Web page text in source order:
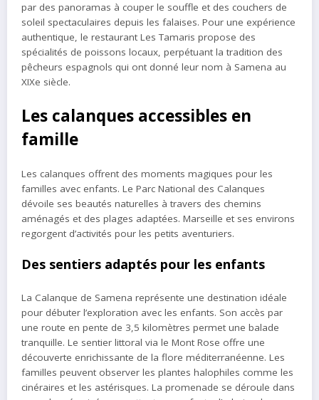
par des panoramas à couper le souffle et des couchers de
soleil spectaculaires depuis les falaises. Pour une expérience
authentique, le restaurant Les Tamaris propose des
spécialités de poissons locaux, perpétuant la tradition des
pêcheurs espagnols qui ont donné leur nom à Samena au
XIXe siècle.
Les calanques accessibles en
famille
Les calanques offrent des moments magiques pour les
familles avec enfants. Le Parc National des Calanques
dévoile ses beautés naturelles à travers des chemins
aménagés et des plages adaptées. Marseille et ses environs
regorgent d’activités pour les petits aventuriers.
Des sentiers adaptés pour les enfants
La Calanque de Samena représente une destination idéale
pour débuter l’exploration avec les enfants. Son accès par
une route en pente de 3,5 kilomètres permet une balade
tranquille. Le sentier littoral via le Mont Rose offre une
découverte enrichissante de la flore méditerranéenne. Les
familles peuvent observer les plantes halophiles comme les
cinéraires et les astérisques. La promenade se déroule dans